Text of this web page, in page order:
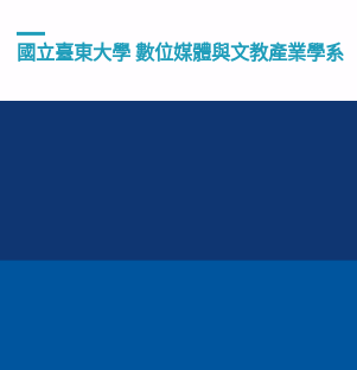
國立臺東大學 數位媒體與文教產業學系